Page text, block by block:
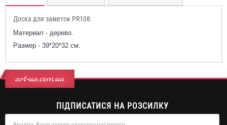
Доска для заметок PR108.
Материал - дерево.
Размер - 39*20*32 см.
art-ua.com.ua
ПІДПИСАТИСЯ НА РОЗСИЛКУ